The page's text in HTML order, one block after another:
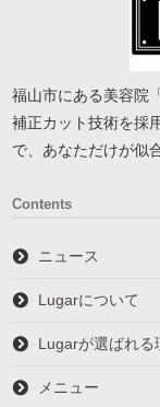
福山市にある美容院
補正カット技術を採
で、あなただけが似
Contents
ニュース
Lugarについて
Lugarが選ばれる
メニュー